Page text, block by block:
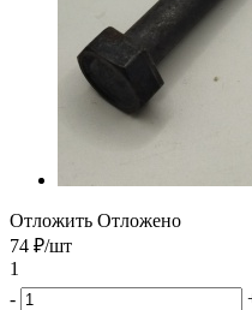
Отложить Отложено
74 ₽/шт
1
-